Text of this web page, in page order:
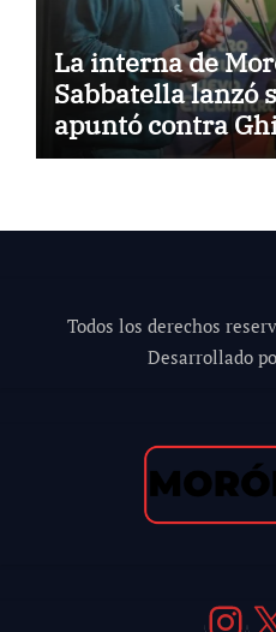
La interna de
Sabbatella lanzó
apuntó contra
Todos los derechos
Desarrollado
X